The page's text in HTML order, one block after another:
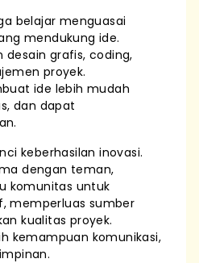
belajar menguasai
mendukung ide.
desain grafis, coding,
proyek.
ide lebih mudah
dan dapat
keberhasilan inovasi.
dengan teman,
komunitas untuk
memperluas sumber
kualitas proyek.
kemampuan komunikasi,